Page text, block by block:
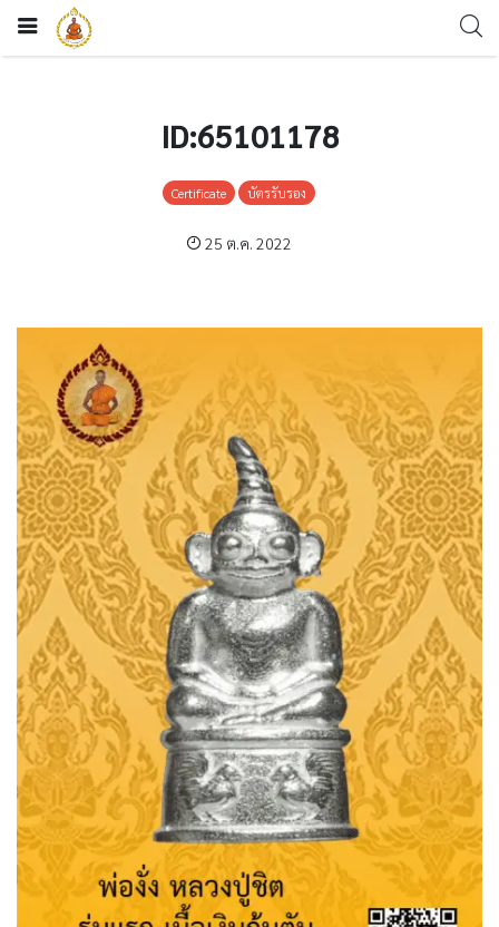
ID:65101178
Certificate บัตรรับรอง
25 ต.ค. 2022